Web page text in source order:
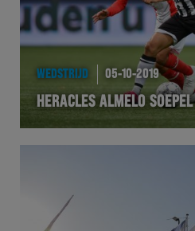
Heracles
BusinessClub
Foundation
Team Zwart Wit
WEDSTRIJD 05-10-2019
HERACLES ALMELO